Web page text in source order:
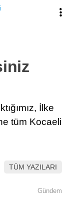
İlke
tüm Kocaeli
TÜM YAZILARI
Gündem